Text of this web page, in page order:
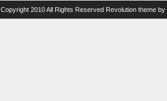
. Copyright 2010 All Rights Reserved Revolution theme by